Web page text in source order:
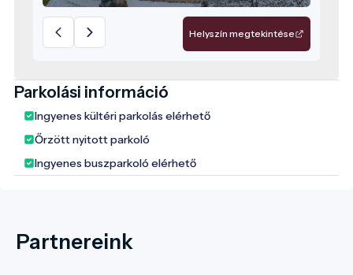
Helyszín megtekintése
Parkolási információ
Ingyenes kültéri parkolás elérhető
Őrzött nyitott parkoló
Ingyenes buszparkoló elérhető
Partnereink